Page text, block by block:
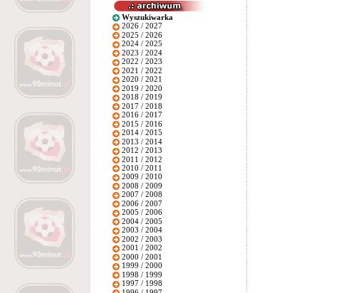
Wyszukiwarka
2026 / 2027
2025 / 2026
2024 / 2025
2023 / 2024
2022 / 2023
2021 / 2022
2020 / 2021
2019 / 2020
2018 / 2019
2017 / 2018
2016 / 2017
2015 / 2016
2014 / 2015
2013 / 2014
2012 / 2013
2011 / 2012
2010 / 2011
2009 / 2010
2008 / 2009
2007 / 2008
2006 / 2007
2005 / 2006
2004 / 2005
2003 / 2004
2002 / 2003
2001 / 2002
2000 / 2001
1999 / 2000
1998 / 1999
1997 / 1998